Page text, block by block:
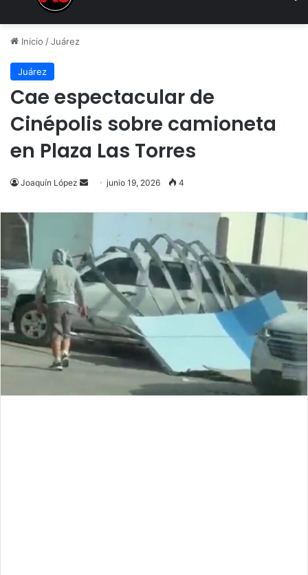
Inicio /Juárez
Juárez
Cae espectacular de
Cinépolis sobre camioneta
en Plaza Las Torres
Joaquín López
Send
email
junio 19, 2026 4